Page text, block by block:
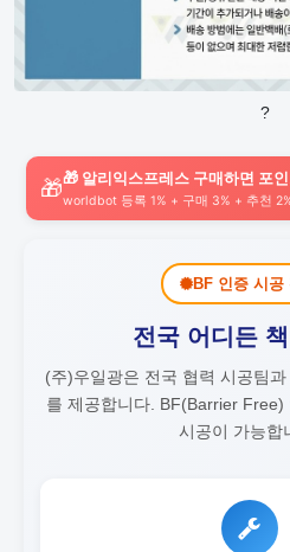
?
🎁🎁 알리익스프레스 구매하면 포
worldbot 등록 1% + 구매 3% + 추천
BF 인증 시공
전국 어디든
(주)우일광은 전국 협력 시공팀
를 제공합니다. BF(Barrier Free)
시공이 가능합